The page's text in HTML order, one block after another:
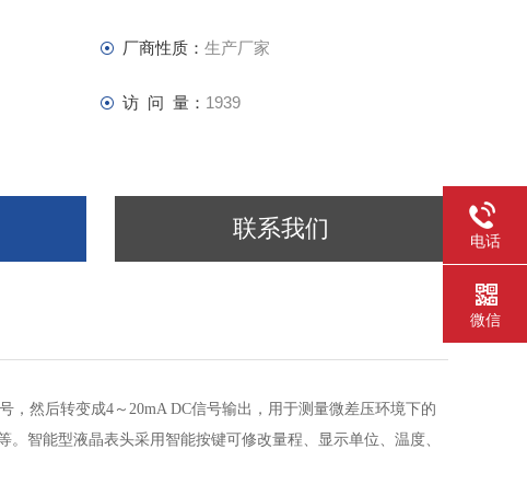
厂商性质： 生产厂家
访 问 量： 1939
联系我们
，然后转变成4～20mA DC信号输出，用于测量微差压环境下的
智能型液晶表头采用智能按键可修改量程、显示单位、温度、
电话
微信